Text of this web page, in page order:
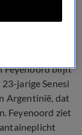
Feyenoord blijft
jarige Senesi
Argentinië, dat
Feyenoord ziet